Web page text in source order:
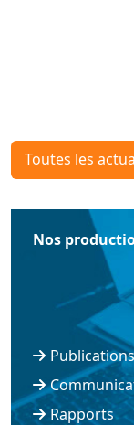
Toutes les
Nos
Rapports